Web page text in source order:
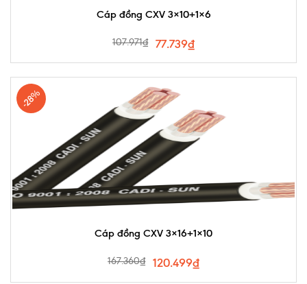
Cáp đồng CXV 3×10+1×6
107.971₫ 77.739₫
-28%
Cáp đồng CXV 3×16+1×10
167.360₫ 120.499₫